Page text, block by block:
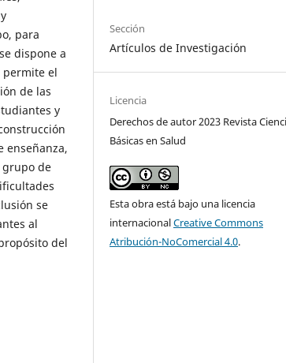
para
dispone a
permite el
de las
y
enseñanza,
grupo de
se
al
del
Sección
Artículos de Investigación
Licencia
Derechos de autor 2023 Revista
Básicas en Salud
Esta obra está bajo una licencia
internacionalCreative Commons
Atribución-NoComercial 4.0.